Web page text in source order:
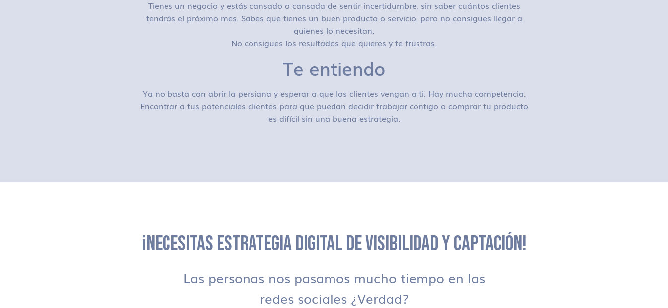
Tienes un negocio y estás cansado o cansada de sentir incertidumbre, sin saber cuántos clientes
tendrás el próximo mes. Sabes que tienes un buen producto o servicio, pero no consigues llegar a
quienes lo necesitan.
No consigues los resultados que quieres y te frustras.
Te entiendo
Ya no basta con abrir la persiana y esperar a que los clientes vengan a ti. Hay mucha competencia.
Encontrar a tus potenciales clientes para que puedan decidir trabajar contigo o comprar tu producto
es difícil sin una buena estrategia.
¡NECESITAS ESTRATEGIA DIGITAL DE VISIBILIDAD Y CAPTACIÓN!
Las personas nos pasamos mucho tiempo en las
redes sociales ¿Verdad?